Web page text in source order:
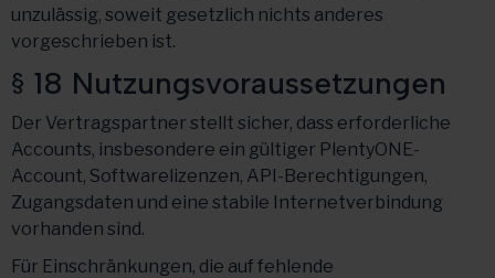
unzulässig, soweit gesetzlich nichts anderes
vorgeschrieben ist.
§ 18 Nutzungsvoraussetzungen
Der Vertragspartner stellt sicher, dass erforderliche
Accounts, insbesondere ein gültiger PlentyONE-
Account, Softwarelizenzen, API-Berechtigungen,
Zugangsdaten und eine stabile Internetverbindung
vorhanden sind.
Für Einschränkungen, die auf fehlende